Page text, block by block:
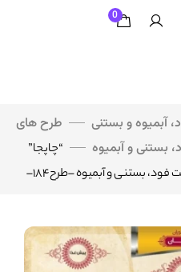
0
آبمیوه و بستنی
طرح های
بستنی و آبمیوه
“چاپجا”
بستنی و آبمیوه –طرح۱۸۴–